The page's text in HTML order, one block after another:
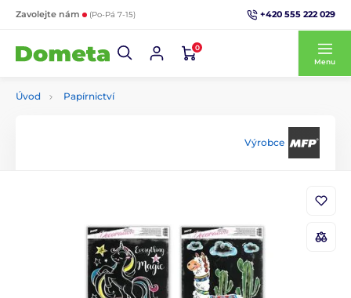
Zavolejte nám (Po-Pá 7-15) +420 555 222 029
0
Menu
Úvod Papírnictví
Výrobce